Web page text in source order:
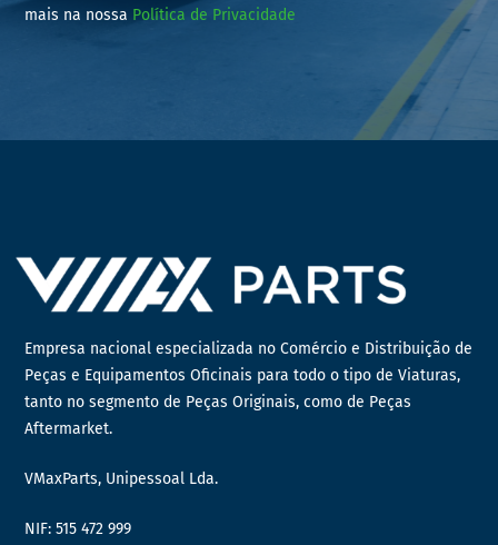
mais na nossa Política de Privacidade
Empresa nacional especializada no Comércio e Distribuição de
Peças e Equipamentos Oficinais para todo o tipo de Viaturas,
tanto no segmento de Peças Originais, como de Peças
Aftermarket.
VMaxParts, Unipessoal Lda.
NIF: 515 472 999